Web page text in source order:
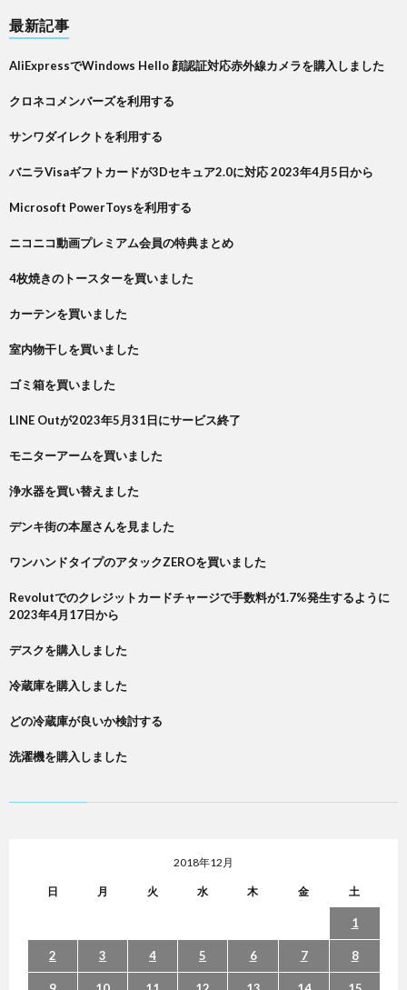
最新記事
AliExpressでWindows Hello 顔認証対応赤外線カメラを購入しました
クロネコメンバーズを利用する
サンワダイレクトを利用する
バニラVisaギフトカードが3Dセキュア2.0に対応 2023年4月5日から
Microsoft PowerToysを利用する
ニコニコ動画プレミアム会員の特典まとめ
4枚焼きのトースターを買いました
カーテンを買いました
室内物干しを買いました
ゴミ箱を買いました
LINE Outが2023年5月31日にサービス終了
モニターアームを買いました
浄水器を買い替えました
デンキ街の本屋さんを見ました
ワンハンドタイプのアタックZEROを買いました
Revolutでのクレジットカードチャージで手数料が1.7%発生するように
2023年4月17日から
デスクを購入しました
冷蔵庫を購入しました
どの冷蔵庫が良いか検討する
洗濯機を購入しました
2018年12月
日 月 火 水 木 金 土
1
2 3 4 5 6 7 8